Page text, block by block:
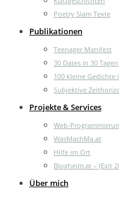
Poetry Slam Texte
Publikationen
Teenager Manifest
30 Dates in 30 Tagen
100 kleine Gedichte
Subjektive
Projekte & Services
Web-
WasMachMa.at
Hilfe im Ort
Blogheim.at – (Exit
Über mich